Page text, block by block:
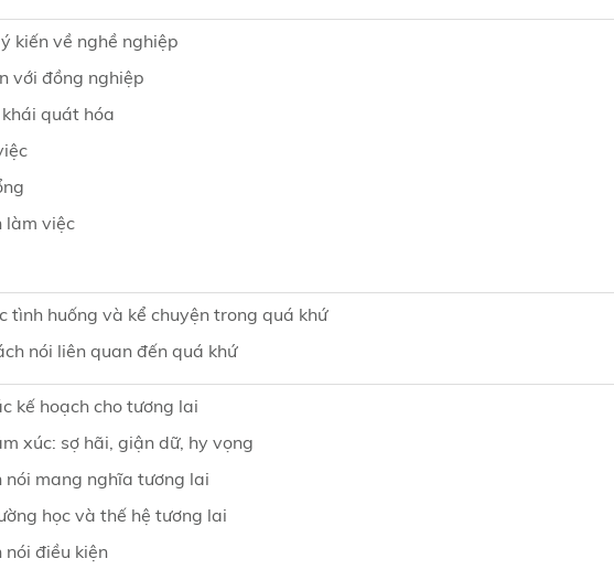
kiến về nghề nghiệp
với đồng nghiệp
quát hóa
làm việc
tình huống và kể chuyện trong quá khứ
nói liên quan đến quá khứ
kế hoạch cho tương lai
xúc: sợ hãi, giận dữ, hy vọng
nói mang nghĩa tương lai
học và thế hệ tương lai
nói điều kiện